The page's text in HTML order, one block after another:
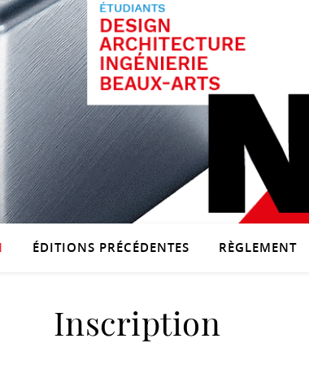
ÉDITIONS PRÉCÉDENTES RÈGLEMENT
Inscription